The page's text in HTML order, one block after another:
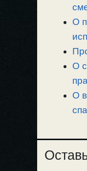
a
m
О
О
О